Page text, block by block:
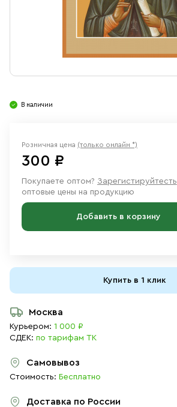
Ювелирные изделия
В наличии
Розничная цена (только онлайн *)
300 ₽
Покупаете оптом? Зарегистируйтесть
оптовые цены на продукцию
Добавить в корзину
Купить в 1 клик
Москва
Курьером: 1 000 ₽
СДЕК: по тарифам ТК
Самовывоз
Стоимость: Бесплатно
Доставка по России